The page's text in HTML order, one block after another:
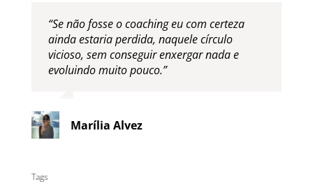
“Se não fosse o coaching eu com certeza
ainda estaria perdida, naquele círculo
vicioso, sem conseguir enxergar nada e
evoluindo muito pouco.”
Marília Alvez
Tags